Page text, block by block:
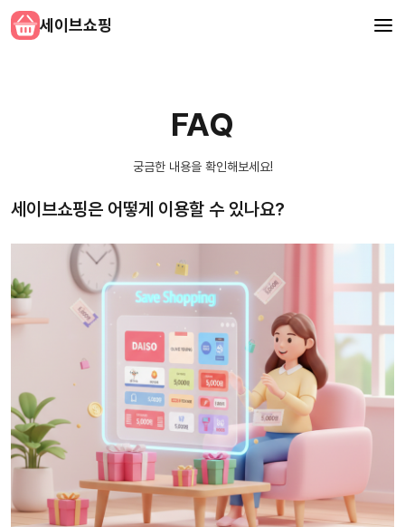
세이브쇼핑
FAQ
궁금한 내용을 확인해보세요!
세이브쇼핑은 어떻게 이용할 수 있나요?